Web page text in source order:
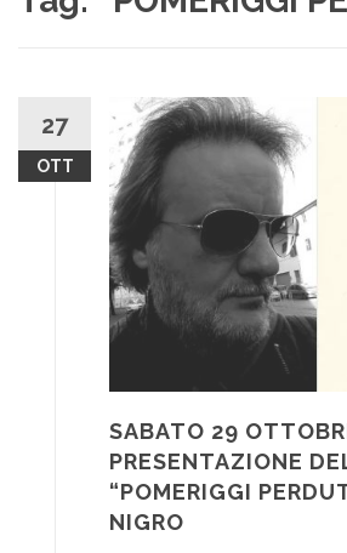
27
OTT
SABATO 29
PRESENTAZIONE
“POMERIGGI
NIGRO